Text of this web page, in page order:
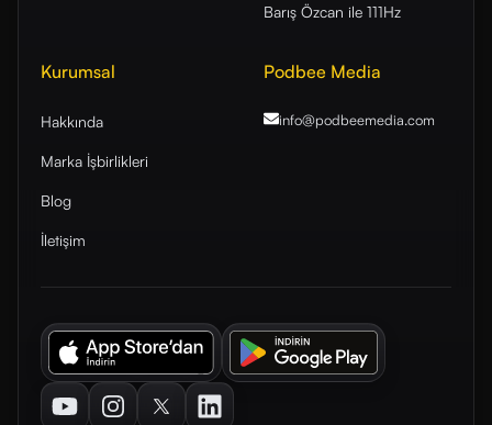
Barış Özcan ile 111Hz
Kurumsal
Hakkında
Marka İşbirlikleri
Blog
İletişim
Podbee Media
info@podbeemedia.com
YoutubeInstagramTwitterLinkedIn